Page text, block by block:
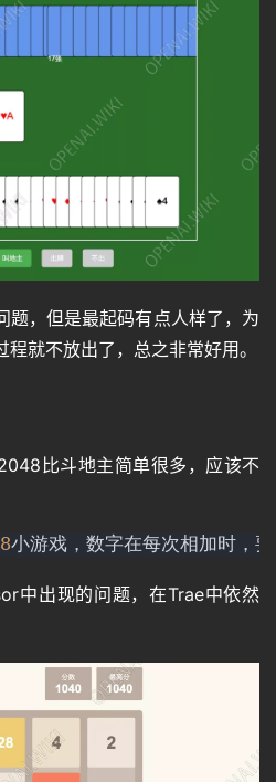
题，但是最起码有点人样了，为
就不放出了，总之非常好用。
比斗地主简单很多，应该不
小游戏，数字在每次相加时，
中出现的问题，在Trae中依然